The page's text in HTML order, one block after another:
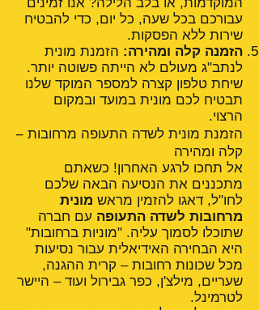
עבורכם בכל שעה, כל יום, כדי להבטיח
שירות ללא הפסקות.
הזמנה קלה ומהירה: הזמנת מונית
לנתב"ג מעולם לא הייתה פשוטה יותר.
שיחת טלפון קצרה למספר המוקד שלנו
תבטיח לכם מונית במועד ובמקום
הרצוי.
הזמנת מונית לשדה התעופה מרחובות –
קלה ומהירה
אל תחכו לרגע האחרון! כשאתם
מתכננים את הנסיעה הבאה שלכם
לחו"ל, דאגו להזמין מראש מונית
מרחובות לשדה התעופה עם חברה
שתוכלו לסמוך עליה. "מוניות ברחובות"
היא הבחירה האידיאלית עבור נסיעות
מכל שכונות רחובות – קרית ההגנה,
שעריים, מילצ'ן, כפר גבירול ועוד – היישר
לטרמינל.